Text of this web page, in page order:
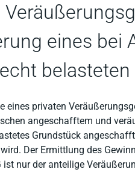
eines bei
eines privaten
angeschafftem und
Grundstück
Der Ermittlung des
ist nur der anteilige